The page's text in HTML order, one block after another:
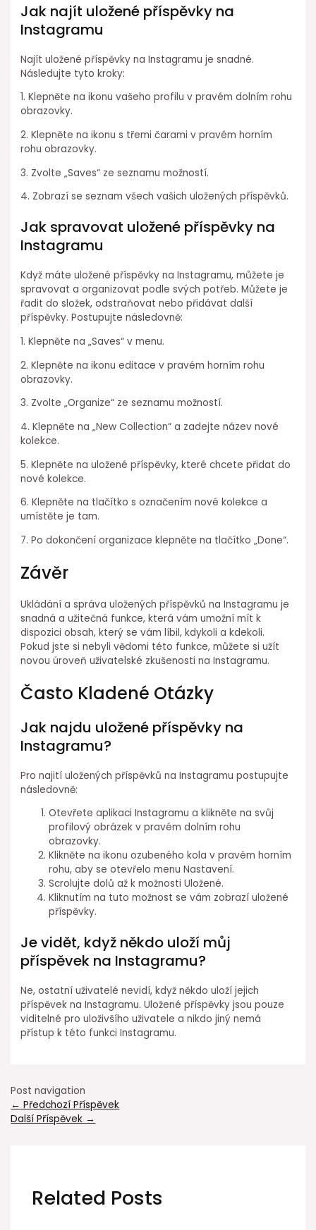
Jak najít uložené příspěvky na
Instagramu
Najít uložené příspěvky na Instagramu je snadné.
Následujte tyto kroky:
1. Klepněte na ikonu vašeho profilu v pravém dolním rohu
obrazovky.
2. Klepněte na ikonu s třemi čarami v pravém horním
rohu obrazovky.
3. Zvolte „Saves“ ze seznamu možností.
4. Zobrazí se seznam všech vašich uložených příspěvků.
Jak spravovat uložené příspěvky na
Instagramu
Když máte uložené příspěvky na Instagramu, můžete je
spravovat a organizovat podle svých potřeb. Můžete je
řadit do složek, odstraňovat nebo přidávat další
příspěvky. Postupujte následovně:
1. Klepněte na „Saves“ v menu.
2. Klepněte na ikonu editace v pravém horním rohu
obrazovky.
3. Zvolte „Organize“ ze seznamu možností.
4. Klepněte na „New Collection“ a zadejte název nové
kolekce.
5. Klepněte na uložené příspěvky, které chcete přidat do
nové kolekce.
6. Klepněte na tlačítko s označením nové kolekce a
umístěte je tam.
7. Po dokončení organizace klepněte na tlačítko „Done“.
Závěr
Ukládání a správa uložených příspěvků na Instagramu je
snadná a užitečná funkce, která vám umožní mít k
dispozici obsah, který se vám líbil, kdykoli a kdekoli.
Pokud jste si nebyli vědomi této funkce, můžete si užít
novou úroveň uživatelské zkušenosti na Instagramu.
Často Kladené Otázky
Jak najdu uložené příspěvky na
Instagramu?
Pro najití uložených příspěvků na Instagramu postupujte
následovně:
Otevřete aplikaci Instagramu a klikněte na svůj
profilový obrázek v pravém dolním rohu
obrazovky.
Klikněte na ikonu ozubeného kola v pravém horním
rohu, aby se otevřelo menu Nastavení.
Scrolujte dolů až k možnosti Uložené.
Kliknutím na tuto možnost se vám zobrazí uložené
příspěvky.
Je vidět, když někdo uloží můj
příspěvek na Instagramu?
Ne, ostatní uživatelé nevidí, když někdo uloží jejich
příspěvek na Instagramu. Uložené příspěvky jsou pouze
viditelné pro uloživšího uživatele a nikdo jiný nemá
přístup k této funkci Instagramu.
Post navigation
← Předchozí Příspěvek
Další Příspěvek →
Related Posts